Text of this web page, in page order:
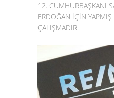
12. CUMHURBAŞKANI
ERDOĞAN İÇİN
ÇALIŞMADIR.